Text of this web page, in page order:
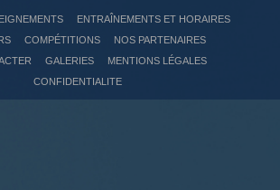
ENTRAÎNEMENTS ET HORAIRES
COMPÉTITIONS
NOS PARTENAIRES
GALERIES
MENTIONS LÉGALES
CONFIDENTIALITE